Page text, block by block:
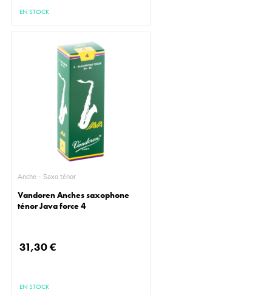
EN STOCK
Anche - Saxo ténor
Vandoren Anches saxophone
ténor Java force 4
31,30 €
EN STOCK